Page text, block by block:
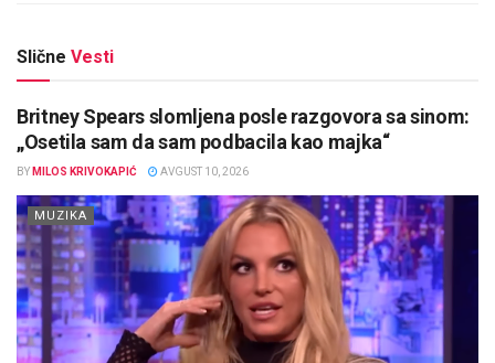
Slične Vesti
Britney Spears slomljena posle razgovora sa sinom:
„Osetila sam da sam podbacila kao majka“
BY MILOS KRIVOKAPIĆ AVGUST 10, 2026
MUZIKA